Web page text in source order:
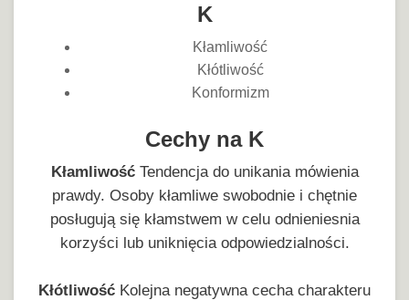
K
Kłamliwość
Kłótliwość
Konformizm
Cechy na K
KłamliwośćTendencja do unikania mówienia
prawdy. Osoby kłamliwe swobodnie i chętnie
posługują się kłamstwem w celu odnieniesnia
korzyści lub uniknięcia odpowiedzialności.
Kłótliwość Kolejna negatywna cecha charakteru